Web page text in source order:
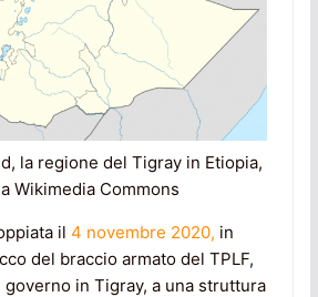
la regione del Tigray in Etiopia,
Wikimedia Commons
il 4 novembre 2020, in
del braccio armato del TPLF,
in Tigray, a una struttura